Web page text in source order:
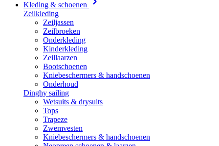
Kleding & schoenen
Zeilkleding
Zeiljassen
Zeilbroeken
Onderkleding
Kinderkleding
Zeillaarzen
Bootschoenen
Kniebeschermers & handschoenen
Onderhoud
Dinghy sailing
Wetsuits & drysuits
Tops
Trapeze
Zwemvesten
Kniebeschermers & handschoenen